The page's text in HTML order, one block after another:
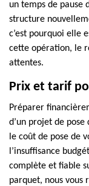
un temps de pause
structure
c’est pourquoi elle
cette opération, le
attentes.
Prix et tarif
Préparer
d’un projet de
le coût de pose de
l’insuffisance
complète et fiable
parquet, nous vous